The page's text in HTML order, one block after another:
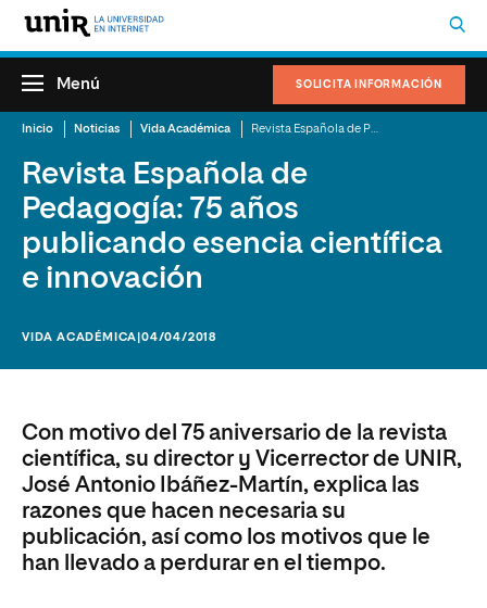
SOLICITA INFORMACIÓN
Menú
Inicio Noticias Vida Académica
Revista Española de
Pedagogía: 75 años
publicando esencia científica
e innovación
VIDA ACADÉMICA |04/04/2018
Con motivo del 75 aniversario de la revista
científica, su director y Vicerrector de UNIR,
José Antonio Ibáñez-Martín, explica las
razones que hacen necesaria su
publicación, así como los motivos que le
han llevado a perdurar en el tiempo.